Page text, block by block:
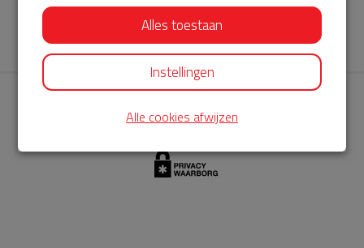
komende jaren. AED360-ProCardio is gespecialiseerd in de
levering en het onderhoud van Philips AED’s.
Alles toestaan
Instellingen
Alle cookies afwijzen